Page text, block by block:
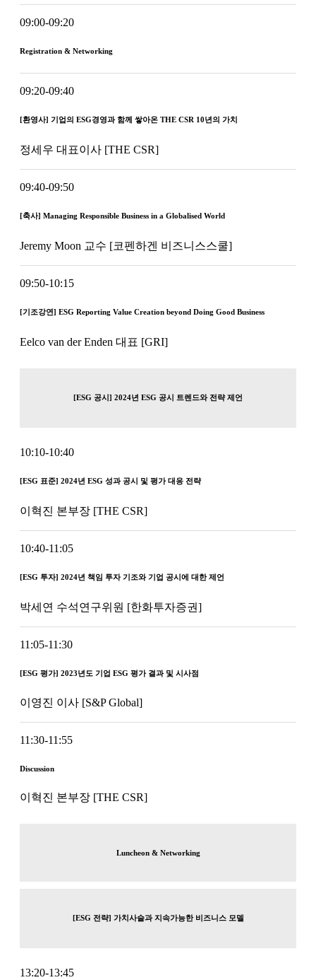
09:00-09:20
Registration & Networking
09:20-09:40
[환영사] 기업의 ESG경영과 함께 쌓아온 THE CSR 10년의 가치
정세우 대표이사 [THE CSR]​
09:40-09:50
[축사] Managing Responsible Business in a Globalised World
Jeremy Moon 교수 [코펜하겐 비즈니스스쿨]​
09:50-10:15
[기조강연] ESG Reporting Value Creation beyond Doing Good Business
Eelco van der Enden 대표 [GRI]
[ESG 공시] 2024년 ESG 공시 트렌드와 전략 제언
10:10-10:40
[ESG 표준] 2024년 ESG 성과 공시 및 평가 대응 전략
이혁진 본부장 [THE CSR]​
10:40-11:05
[ESG 투자] 2024년 책임 투자 기조와 기업 공시에 대한 제언
박세연 수석연구위원 [한화투자증권]
11:05-11:30
[ESG 평가] 2023년도 기업 ESG 평가 결과 및 시사점
이영진 이사 [S&P Global]
11:30-11:55
Discussion
이혁진 본부장 [THE CSR]
Luncheon & Networking
[ESG 전략] 가치사슬과 지속가능한 비즈니스 모델
13:20-13:45